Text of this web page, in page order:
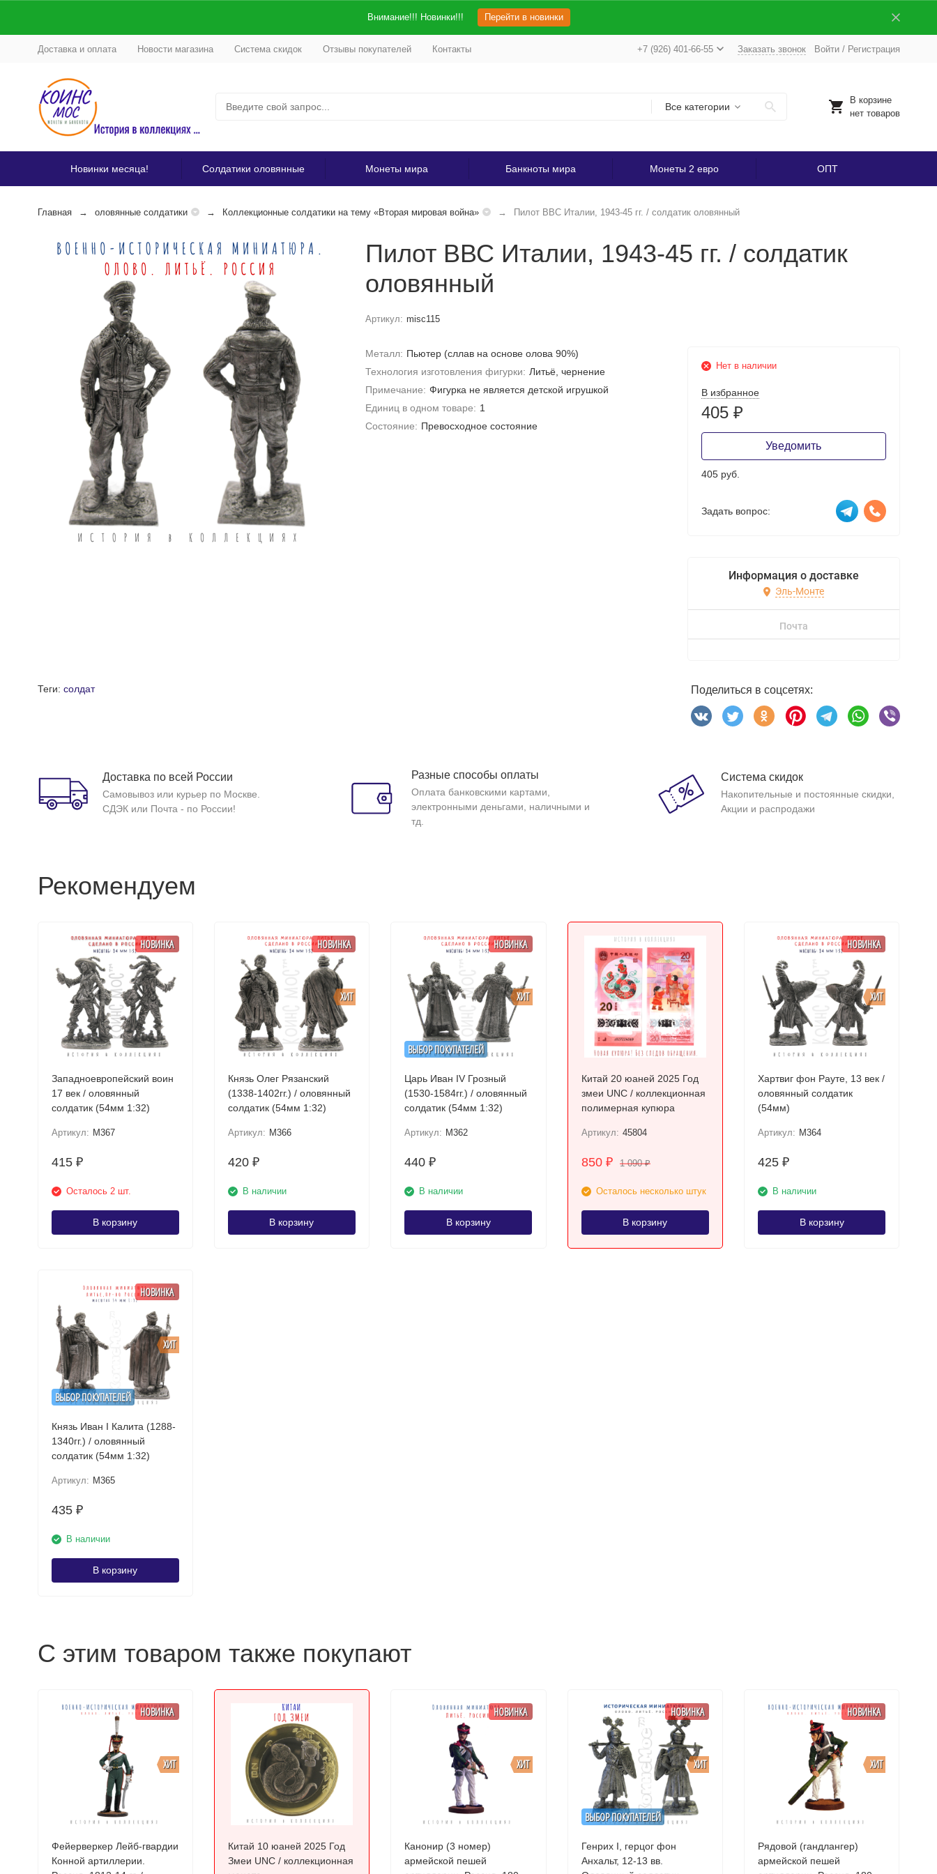
Внимание!!! Новинки!!! Перейти в новинки
Доставка и оплата Новости магазина Система скидок Отзывы покупателей Контакты +7 (926) 401-66-55 Заказать звонок Войти/ Регистрация
Все категории
В корзине
нет товаров
Новинки месяца! Солдатики оловянные Монеты мира Банкноты мира Монеты 2 евро ОПТ
Главная оловянные солдатики Коллекционные солдатики на тему «Вторая мировая война» Пилот ВВС Италии, 1943-45 гг. / солдатик оловянный
Пилот ВВС Италии, 1943-45 гг. / солдатик
оловянный
Артикул: misc115
Металл: Пьютер (сллав на основе олова 90%)
Технология изготовления фигурки: Литьё, чернение
Примечание: Фигурка не является детской игрушкой
Единиц в одном товаре: 1
Состояние: Превосходное состояние
Нет в наличии
В избранное
405 ₽
Уведомить
405 руб.
Задать вопрос:
Информация о доставке
Эль-Монте
Почта
Теги: солдат Поделиться в соцсетях:
Доставка по всей России
Самовывоз или курьер по Москве.
СДЭК или Почта - по России!
Разные способы оплаты
Оплата банковскими картами,
электронными деньгами, наличными и
тд.
Система скидок
Накопительные и постоянные скидки,
Акции и распродажи
Рекомендуем
НОВИНКА
Западноевропейский воин
17 век / оловянный
солдатик (54мм 1:32)
Артикул: M367
415 ₽
Осталось 2 шт.
В корзину
ХИТ
НОВИНКА
Князь Олег Рязанский
(1338-1402гг.) / оловянный
солдатик (54мм 1:32)
Артикул: M366
420 ₽
В наличии
В корзину
ВЫБОР ПОКУПАТЕЛЕЙ
ХИТ
НОВИНКА
Царь Иван IV Грозный
(1530-1584гг.) / оловянный
солдатик (54мм 1:32)
Артикул: M362
440₽
В наличии
В корзину
Китай 20 юаней 2025 Год
змеи UNC / коллекционная
полимерная купюра
Артикул: 45804
850 ₽ 1 090₽
Осталось несколько штук
В корзину
ХИТ
НОВИНКА
Хартвиг фон Рауте, 13 век /
оловянный солдатик
(54мм)
Артикул: M364
425₽
В наличии
В корзину
ВЫБОР ПОКУПАТЕЛЕЙ
ХИТ
НОВИНКА
Князь Иван I Калита (1288-
1340гг.) / оловянный
солдатик (54мм 1:32)
Артикул: M365
435 ₽
В наличии
В корзину
С этим товаром также покупают
ХИТ
НОВИНКА
Фейерверкер Лейб-гвардии
Конной артиллерии.
Китай 10 юаней 2025 Год
Змеи UNC / коллекционная
ХИТ
НОВИНКА
Канонир (3 номер)
армейской пешей
ВЫБОР ПОКУПАТЕЛЕЙ
ХИТ
НОВИНКА
Генрих I, герцог фон
Анхальт, 12-13 вв.
ХИТ
НОВИНКА
Рядовой (гандлангер)
армейской пешей